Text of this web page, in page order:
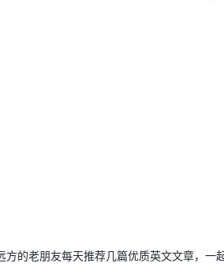
方的老朋友每天推荐几篇优质英文文章，一